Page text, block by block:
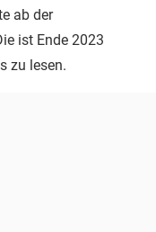
ab der
ist Ende 2023
zu lesen.